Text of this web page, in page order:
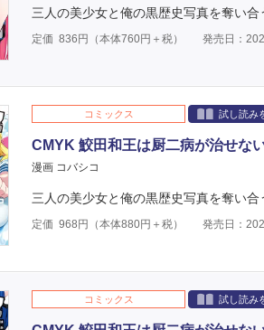
三人の美少女と俺の黒歴史写真を奪い合
定価 836 円（本体760円＋税） 発売日：
コミックス 試し読み
CMYK 鮫田和王は厨二病が治せな
漫画 コバシコ
三人の美少女と俺の黒歴史写真を奪い合
定価 968 円（本体880円＋税） 発売日：
コミックス 試し読み